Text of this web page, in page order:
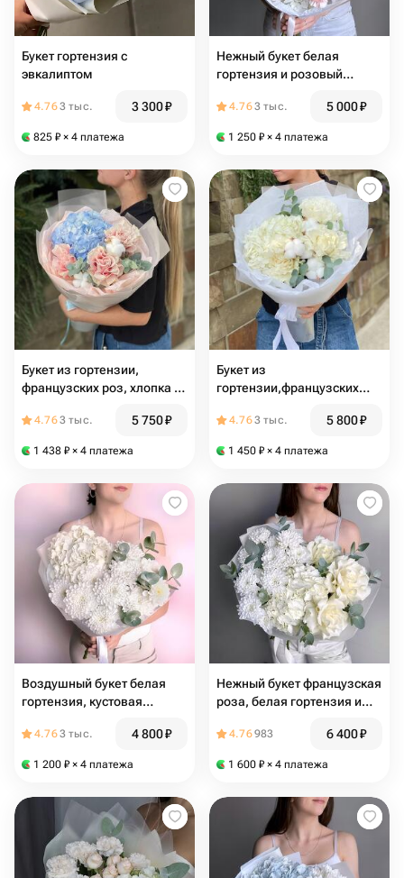
Букет гортензия с
эвкалиптом
4.763 тыс. 3 300₽
825 ₽ × 4 платежа
Нежный букет белая
гортензия и розовый
4.763 тыс. 5 000₽
1 250 ₽ × 4 платежа
Букет из гортензии,
французских роз, хлопка и
4.763 тыс. 5 750₽
1 438 ₽ × 4 платежа
Букет из
гортензии,французских
«Встреча влюбленных»
4.763 тыс. 5 800₽
1 450 ₽ × 4 платежа
Воздушный букет белая
гортензия, кустовая
4.763 тыс. 4 800₽
1 200 ₽ × 4 платежа
Нежный букет французская
роза, белая гортензия и
4.76983 6 400₽
1 600 ₽ × 4 платежа